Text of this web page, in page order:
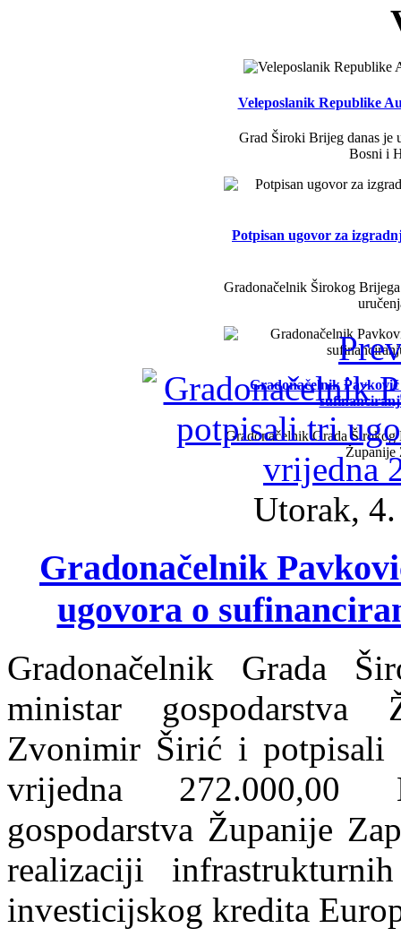
Veleposlanik Republike
Grad Široki Brijeg danas je
Bosni i
Potpisan ugovor za
Gradonačelnik Širokog
Gradonačelnik
Gradonačelnik Grada
Županije
Utorak,
Gradonačelnik
ugovora o
Gradonačelnik Grada
ministar gospodarstva
Zvonimir Širić i potpisali
vrijedna 272.000,00
gospodarstva Županije
realizaciji
investicijskog kredita